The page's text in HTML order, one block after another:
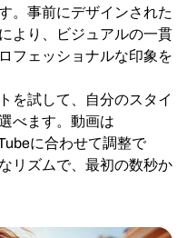
。事前にデザインされた
より、ビジュアルの一貫
フェッショナルな印象を
を試して、自分のスタイ
べます。動画は
に合わせて調整で
リズムで、最初の数秒か